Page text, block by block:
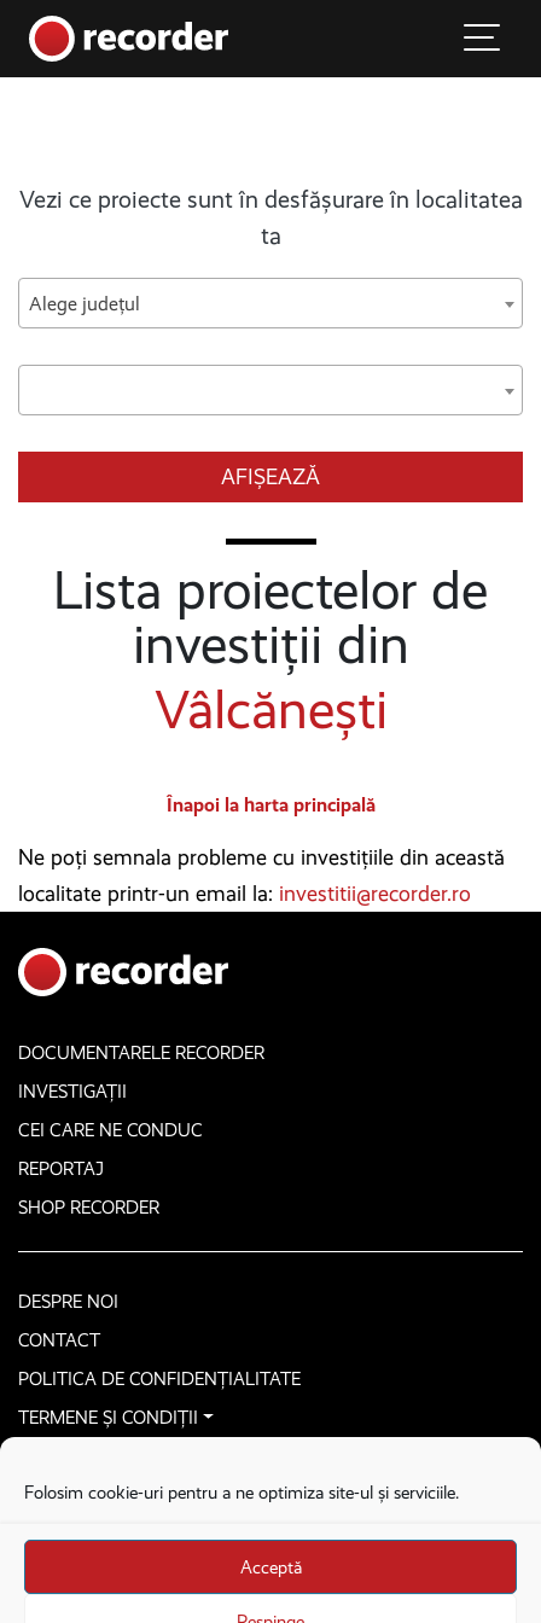
Folosim cookie-uri pentru a ne optimiza site-ul și serviciile.
Acceptă
Main Navigation
Vezi ce proiecte sunt în desfășurare în localitatea
ta
Alege județul
AFIȘEAZĂ
Lista proiectelor de
investiții din
Vâlcănești
Înapoi la harta principală
Ne poți semnala probleme cu investițiile din această
localitate printr-un email la: investitii@recorder.ro
DOCUMENTARELE RECORDER
INVESTIGAȚII
CEI CARE NE CONDUC
REPORTAJ
SHOP RECORDER
DESPRE NOI
CONTACT
POLITICA DE CONFIDENȚIALITATE
TERMENE ȘI CONDIȚII
Stega creative
Brandul Recorder e operat de Asociația Recorder Community, sub licența SC